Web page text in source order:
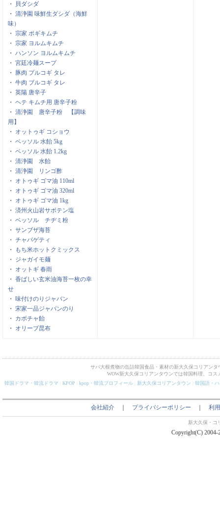
・
貝ダシダ
・ 清浄園 味鮮生ダシダ（海鮮
味）
・ 宗家 ポギキムチ
・ 宗家 ヨルムキムチ
・ ハンソン ヨルムキムチ
・ 宮廷冷麺スープ
・ 豚肉 プルコギ タレ
・ 牛肉 ブルコギ タレ
・ 英陽 唐辛子
・ ヘテ キムチ用 唐辛子粉
・ 清浄園 唐辛子粉 【調味
用】
・ オットゥギ コショウ
・ ベッソル 水飴 5kg
・ ベッソル 水飴 1.2kg
・ 清浄園 水飴
・ 清浄園 リンゴ酢
・ オトゥギ ゴマ油 110ml
・ オトゥギ ゴマ油 320ml
・ オトゥギ ゴマ油 1kg
・ 済州火山岩サボテン塩
・ ベッソル チヂミ粉
・ サンブザ海苔
・ チャパゲティ
・
もち米ホットクミックス
・ ジャガイモ麺
・ オットギ 春雨
・ 香ばしい玄米油海苔一枚の幸
せ
・ 味付けのりジャバン
・ 宋家一品ジャバンのり
・ カボチャ飴
・ オリーブ昆布
サバ大根煮物の缶詰韓国食品・素材の新大久保コリアン
WOW新大久保コリアンタウンでは韓国料理、コ
韓国ドラマ・韓流ドラマ
KPOP kpop・韓流プロフィール 新大久保コリアンタウン 韓国語・
会社紹介 プライバシーポリシー 利
新大久保・コ
Copyright(C)